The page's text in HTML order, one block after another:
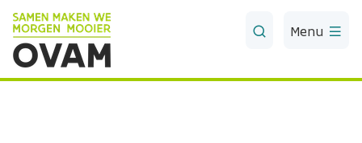
Skip to Main Content
Menu